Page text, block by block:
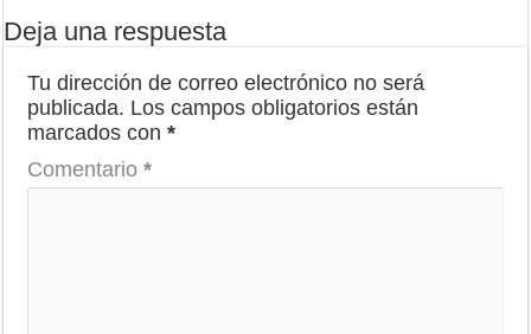
Deja una respuesta
Tu dirección de correo electrónico no será
publicada. Los campos obligatorios están
marcados con*
Comentario*